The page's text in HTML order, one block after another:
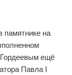
памятнике на
ещё
Павла I